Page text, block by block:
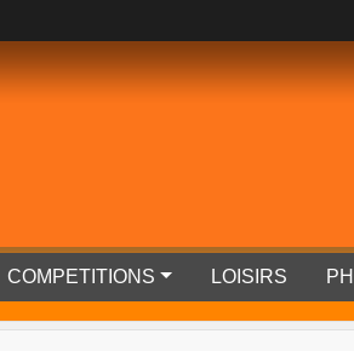
COMPETITIONS LOISIRS